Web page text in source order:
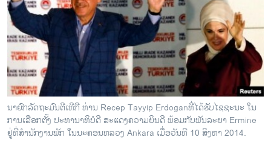
ຊີວິດຊາວລາວ
ຊຸມຊົນຊາວລາວ
ວິທະຍາສາດ-ເທັກໂນໂລຈີ
ທຸລະກິດ
ພາສາອັງກິດ
ວີດີໂອ
ສຽງ
ນາຍົກລັດຖະມົນຕີ​ເທີ​ກີ ທ່ານ Recep Tayyip Erdogan ​ທີ່ໄດ້​​ຮັບໄຊຊະນະ ໃນ​
ການ​ເລືອກ​ຕັ້ງ ປະທານາທິບໍດີ ສະແດງຄວາມຍິນດີ ພ້ອມກັບພັນລະຍາ Ermine
ຢູ່ທີ່ສຳນັກງານພັກ ໃນນະຄອນຫລວງ Ankara ເມື່ອວັນທີ 10 ສິງຫາ 2014.